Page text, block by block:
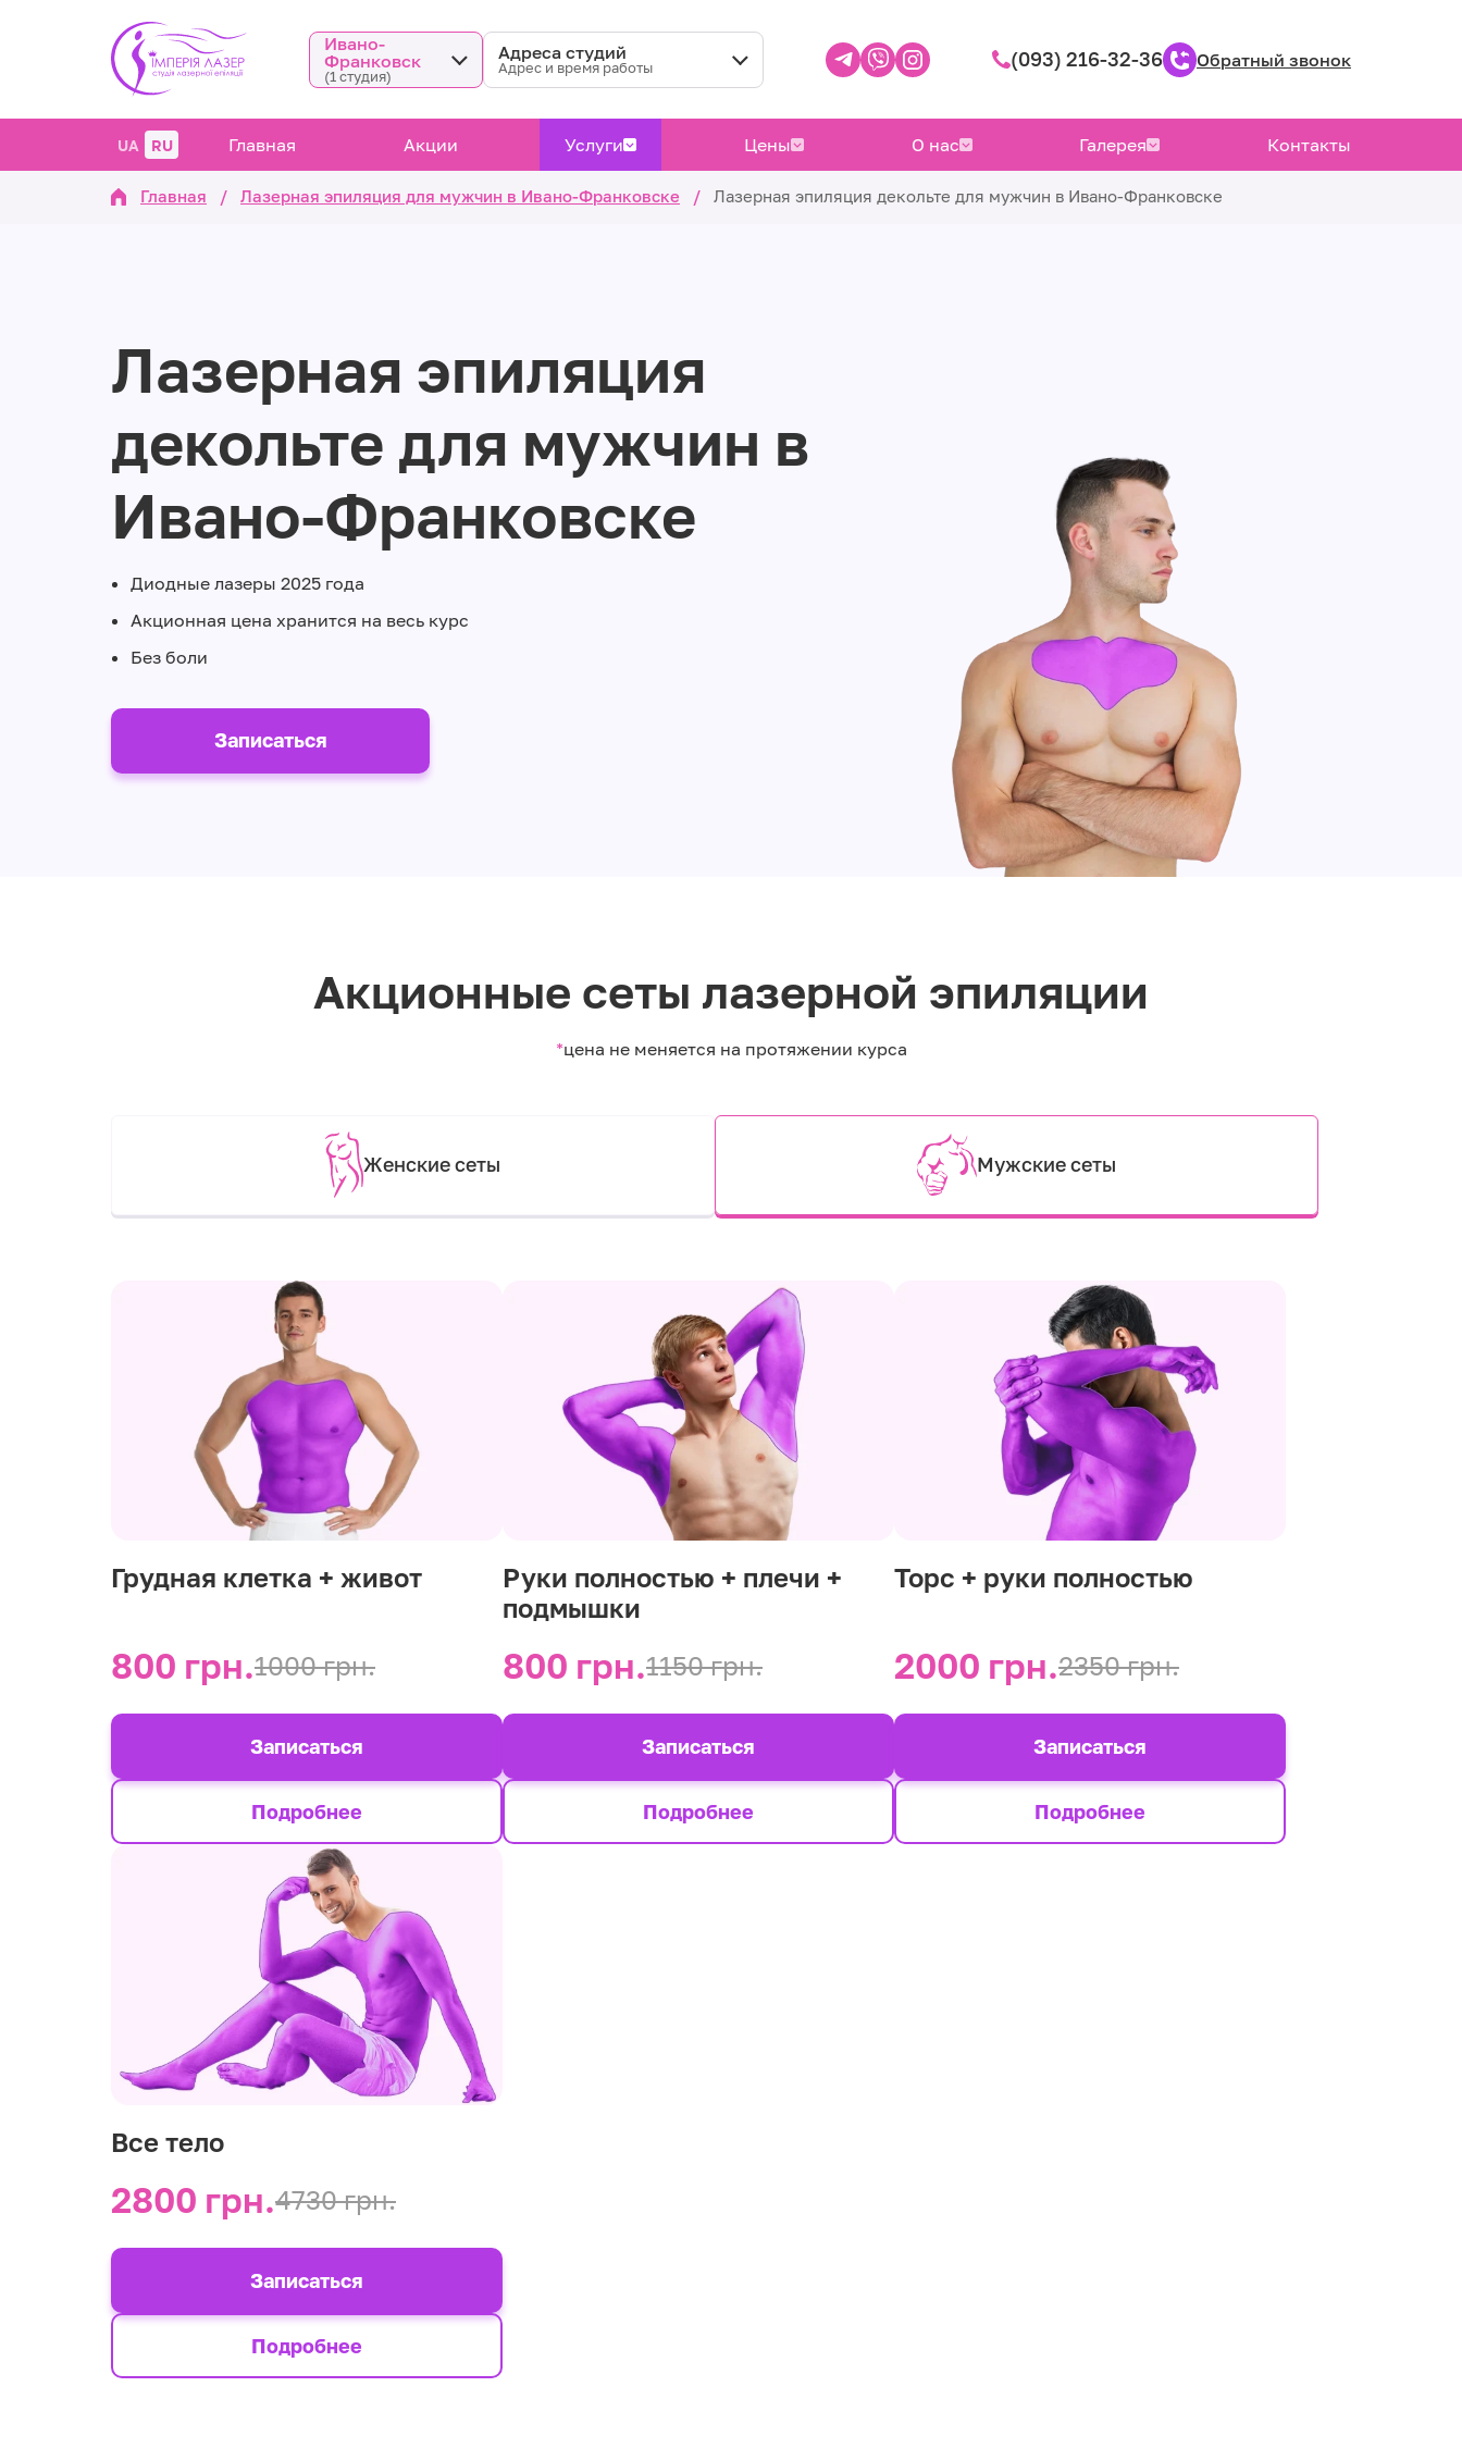
Ивано-
Франковск
(1 студия)
Адреса студий
Адрес и время работы (093) 216-32-36 Обратный звонок
UA RU Главная Акции Услуги Цены О нас Галерея Контакты
Главная / Лазерная эпиляция для мужчин в Ивано-Франковске / Лазерная эпиляция декольте для мужчин в Ивано-Франковске
Лазерная эпиляция
декольте для мужчин в
Ивано-Франковске
Диодные лазеры 2025 года
Акционная цена хранится на весь курс
Без боли
Записаться
Акционные сеты лазерной эпиляции
*цена не меняется на протяжении курса
Женские сеты Мужские сеты
Грудная клетка + живот
800 грн.1000 грн.
Подробнее
Записаться
Руки полностью + плечи +
подмышки
800 грн.1150 грн.
Подробнее
Записаться
Торс + руки полностью
2000 грн.2350 грн.
Подробнее
Записаться
Все тело
2800 грн.4730 грн.
Подробнее
Записаться